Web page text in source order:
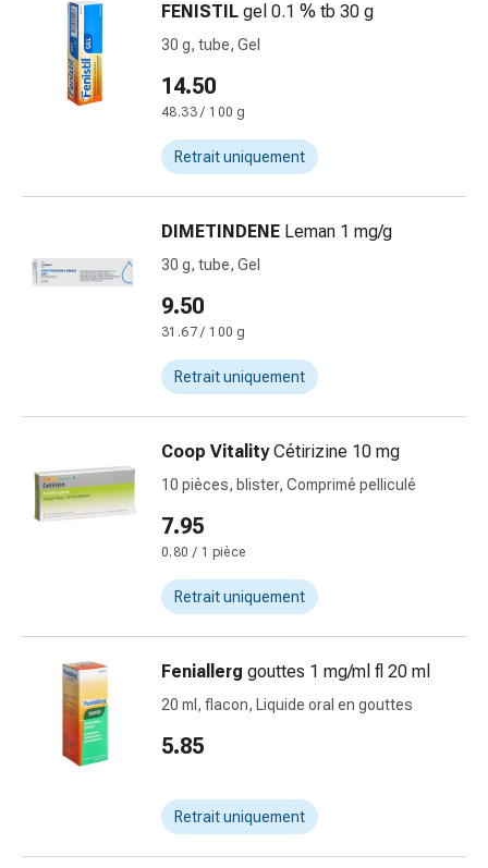
pour
Pansements
fixation
Gazes
Bandes
Pansements
Bandes
pansement,
tapes
Pansements
tubulaires
et
filets
pansement
Brûlures
coups
soleil
changement
de
FENISTIL gel 0.1 % tb 30 g
30 g, tube, Gel
14.50
48.33 / 100 g
Retrait uniquement
DIMETINDENE Leman 1 mg/g
30 g, tube, Gel
9.50
31.67 / 100 g
Retrait uniquement
Coop Vitality Cétirizine 10 mg
10 pièces, blister, Comprimé pelliculé
7.95
0.80 / 1 pièce
Retrait uniquement
Feniallerg gouttes 1 mg/ml fl 20 ml
20 ml, flacon, Liquide oral en gouttes
5.85
Retrait uniquement